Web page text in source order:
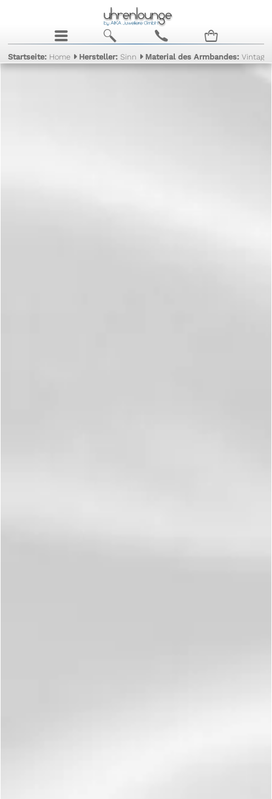
j b c n
Startseite: Home Hersteller:Sinn Material des Armbandes: